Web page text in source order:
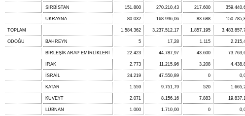
SIRBİSTAN 151.800 270.210,43 217.600
UKRAYNA 80.032 168.996,06 83.688
TOPLAM 1.584.362 3.237.512,17 1.857.195
ODOĞU BAHREYN 5 17,28 1.115
BİRLEŞİK ARAP EMİRLİKLERİ 22.423 44.787,97 43.600
IRAK 2.773 11.215,96 3.208
İSRAİL 24.219 47.550,89 0
KATAR 1.559 9.751,79 520
KUVEYT 2.071 8.156,16 7.883
LÜBNAN 1.000 1.710,00 0